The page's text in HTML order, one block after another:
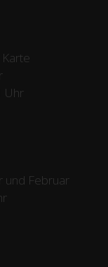
Uhr
und Februar